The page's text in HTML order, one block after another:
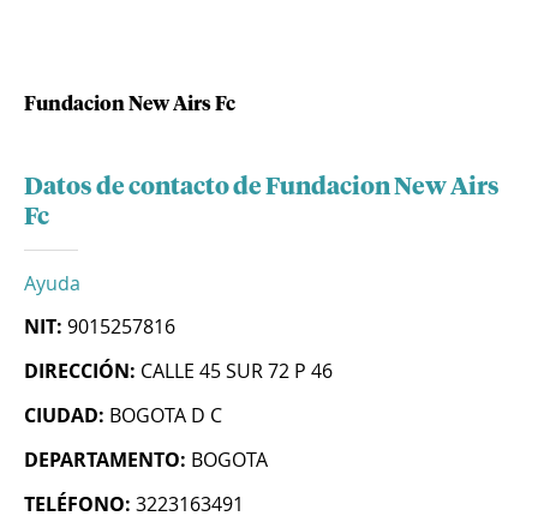
Fundacion New Airs Fc
Datos de contacto de Fundacion New Airs
Fc
Ayuda
NIT: 9015257816
DIRECCIÓN: CALLE 45 SUR 72 P 46
CIUDAD: BOGOTA D C
DEPARTAMENTO: BOGOTA
TELÉFONO: 3223163491